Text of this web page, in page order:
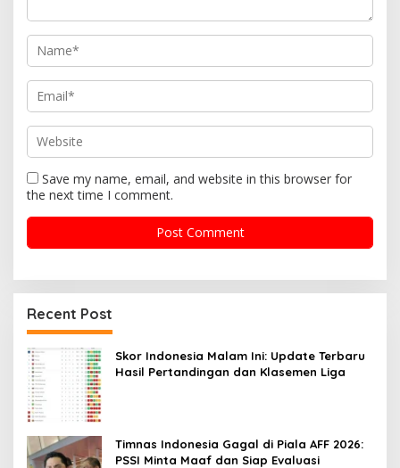
o
n
Save my name, email, and website in this browser for
the next time I comment.
Recent Post
Skor Indonesia Malam Ini: Update Terbaru
Hasil Pertandingan dan Klasemen Liga
Timnas Indonesia Gagal di Piala AFF 2026:
PSSI Minta Maaf dan Siap Evaluasi